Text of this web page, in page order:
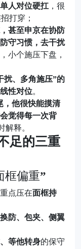
单人对位硬扛 ，很
打穿；
甚至申京在协防
守习惯，去干扰
小个施压下盘，
扰、多角施压”的
性对位。
，他很快能摸清
觉得每一次背
解释。
足的三重
框偏重”
点压在面框持
防、包夹、侧翼
等他转身的保守